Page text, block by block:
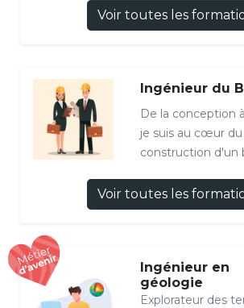
Voir toutes les
Ingénieur du
De la conception
je suis au cœur
construction d'un
Voir toutes les
Ingénieur en
géologie
Explorateur des